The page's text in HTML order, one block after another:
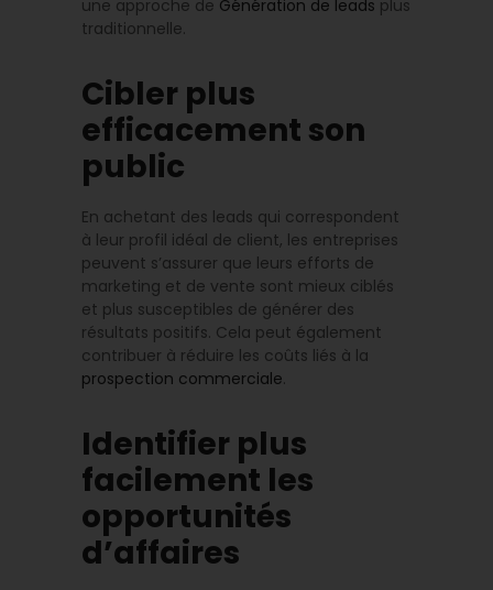
une approche de Génération de leads plus
traditionnelle.
Cibler plus
efficacement son
public
En achetant des leads qui correspondent
à leur profil idéal de client, les entreprises
peuvent s’assurer que leurs efforts de
marketing et de vente sont mieux ciblés
et plus susceptibles de générer des
résultats positifs. Cela peut également
contribuer à réduire les coûts liés à la
prospection commerciale.
Identifier plus
facilement les
opportunités
d’affaires